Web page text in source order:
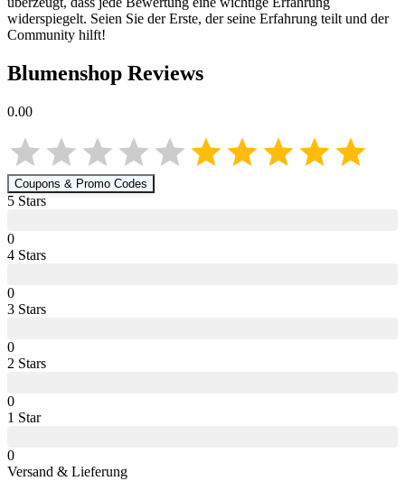
widerspiegelt. Seien Sie der Erste, der seine Erfahrung teilt und der
Community hilft!
Blumenshop Reviews
0.00
Coupons & Promo Codes
5 Stars
0
4 Stars
0
3 Stars
0
2 Stars
0
1 Star
0
Versand & Lieferung